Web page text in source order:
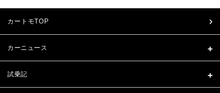
カートモTOP
カーニュース
試乗記